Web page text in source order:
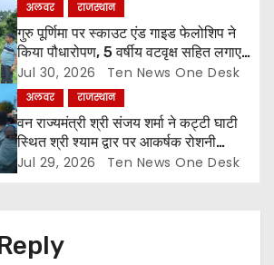
अलवर राजस्थान
गुरु पूर्णिमा पर स्काउट एंड गाइड फेलोशिप ने
किया पौधारोपण, 5 वर्षीय वटवृक्ष सहित लगाए
6 पौधे
Jul 30, 2026 Ten News One Desk
अलवर राजस्थान
वन राज्यमंत्री श्री संजय शर्मा ने कट्टी घाटी
स्थित श्री श्याम द्वार पर आकर्षक रोशनी
व्यवस्था का किया शुभारंभ
Jul 29, 2026 Ten News One Desk